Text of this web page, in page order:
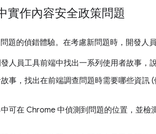
實作內容安全政策問題
題的偵錯體驗。在考慮新問題時，開發人
人員工具前端中找出一系列使用者故事，
事，找出在前端調查問題時需要哪些資訊
可在 Chrome 中偵測到問題的位置，並檢